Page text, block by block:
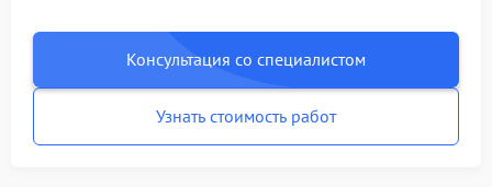
Консультация со специалистом
Узнать стоимость работ